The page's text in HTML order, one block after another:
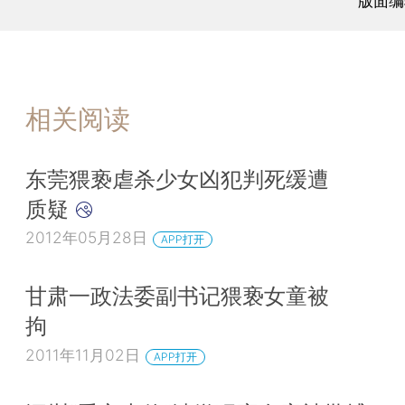
相关阅读
东莞猥亵虐杀少女凶犯判死缓遭
质疑
2012年05月28日 APP打开
甘肃一政法委副书记猥亵女童被
拘
2011年11月02日 APP打开